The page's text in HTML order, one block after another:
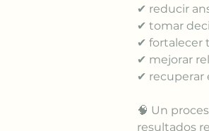
✔ reducir
✔ tomar
✔ fortalecer
✔ mejorar
✔ recuperar
🧠 Un
resultados